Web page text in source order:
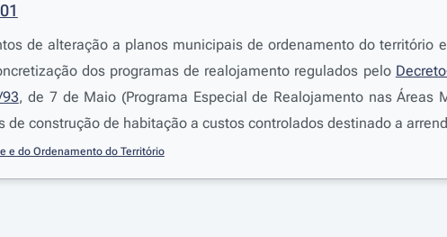
de alteração a planos municipais de ordenamento do território
dos programas de realojamento regulados pelo
, de 7 de Maio (Programa Especial de Realojamento nas Áreas
de construção de habitação a custos controlados destinado a
e do Ordenamento do Território